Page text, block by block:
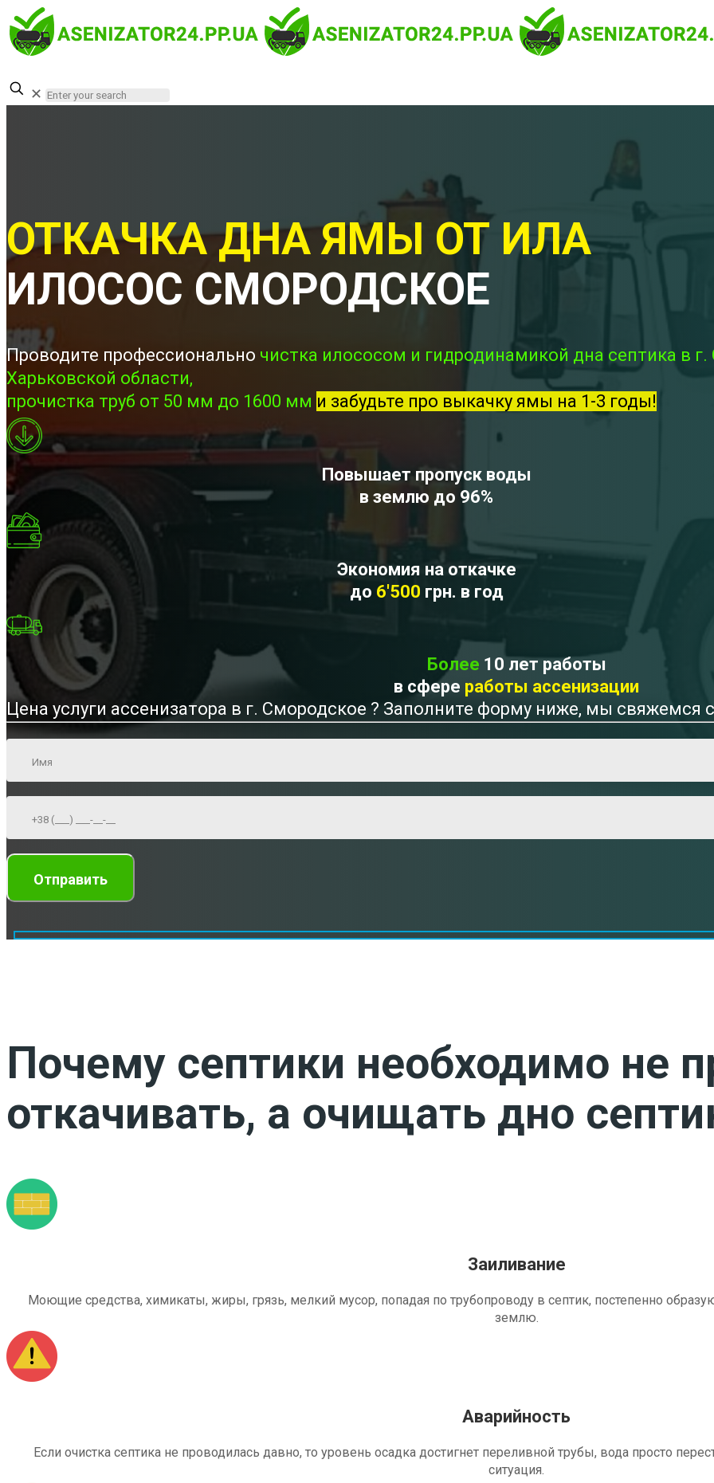
✕
ОТКАЧКА ДНА ЯМЫ ОТ ИЛА
ИЛОСОС СМОРОДСКОЕ
Проводите профессионально чистка илососом и гидродинамикой дна септика в
Харьковской области,
прочистка труб от 50 мм до 1600 мм и забудьте про выкачку ямы на 1-3 годы!
Повышает пропуск воды
в землю до 96%
Экономия на откачке
до 6'500 грн. в год
Более 10 лет работы
в сфере работы ассенизации
Цена услуги ассенизатора в г. Смородское ? Заполните форму ниже, мы
Почему септики необходимо не
откачивать, а очищать дно
Заиливание
Моющие средства, химикаты, жиры, грязь, мелкий мусор, попадая по трубопроводу в септик, постепенно
землю.
Аварийность
Если очистка септика не проводилась давно, то уровень осадка достигнет переливной трубы, вода просто
ситуация.